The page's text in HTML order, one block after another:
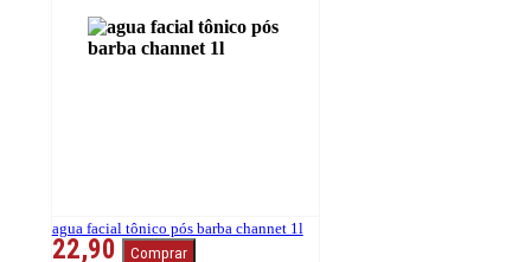
agua facial tônico pós barba channet 1l
22,90 Comprar